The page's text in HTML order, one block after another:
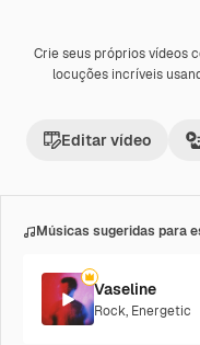
PremiumGerada com IA
Crie seus próprios vídeos
locuções incríveis
Editar vídeo
Músicas sugeridas para
Vaseline
Rock, Energetic